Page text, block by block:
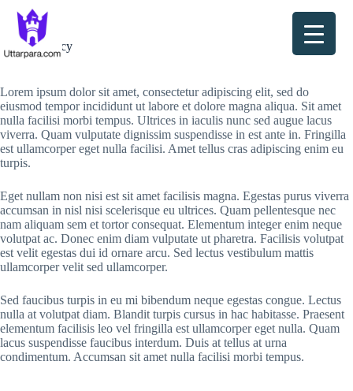
content
Privacy Policy
Lorem ipsum dolor sit amet, consectetur adipiscing elit, sed do
eiusmod tempor incididunt ut labore et dolore magna aliqua. Sit amet
nulla facilisi morbi tempus. Ultrices in iaculis nunc sed augue lacus
viverra. Quam vulputate dignissim suspendisse in est ante in. Fringilla
est ullamcorper eget nulla facilisi. Amet tellus cras adipiscing enim eu
turpis.
Eget nullam non nisi est sit amet facilisis magna. Egestas purus viverra
accumsan in nisl nisi scelerisque eu ultrices. Quam pellentesque nec
nam aliquam sem et tortor consequat. Elementum integer enim neque
volutpat ac. Donec enim diam vulputate ut pharetra. Facilisis volutpat
est velit egestas dui id ornare arcu. Sed lectus vestibulum mattis
ullamcorper velit sed ullamcorper.
Sed faucibus turpis in eu mi bibendum neque egestas congue. Lectus
nulla at volutpat diam. Blandit turpis cursus in hac habitasse. Praesent
elementum facilisis leo vel fringilla est ullamcorper eget nulla. Quam
lacus suspendisse faucibus interdum. Duis at tellus at urna
condimentum. Accumsan sit amet nulla facilisi morbi tempus.